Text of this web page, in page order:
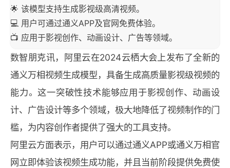
🌟 该模型支持生成影视级高清视频。
💻 用户可通过通义APP及官网免费体验。
📺 应用于影视创作、动画设计、广告等领域。
数智朋克讯，阿里云在2024云栖大会上发布了全新的
通义万相视频生成模型，具备生成高质量影视级视频的
能力。这一突破性技术能够应用于影视创作、动画设
计、广告设计等多个领域，极大地降低了视频制作的门
槛，为内容创作者提供了强大的工具支持。
阿里云方面表示，用户可以通过通义APP或通义万相官
网立即体验该视频生成功能，并且当前阶段提供免费使